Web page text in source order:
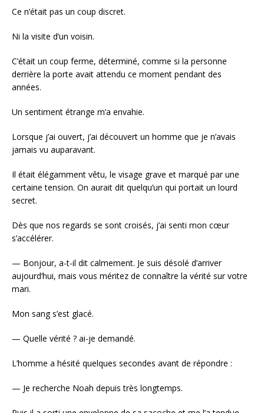
Ce n’était pas un coup discret.
Ni la visite d’un voisin.
C’était un coup ferme, déterminé, comme si la personne
derrière la porte avait attendu ce moment pendant des
années.
Un sentiment étrange m’a envahie.
Lorsque j’ai ouvert, j’ai découvert un homme que je n’avais
jamais vu auparavant.
Il était élégamment vêtu, le visage grave et marqué par une
certaine tension. On aurait dit quelqu’un qui portait un lourd
secret.
Dès que nos regards se sont croisés, j’ai senti mon cœur
s’accélérer.
— Bonjour, a-t-il dit calmement. Je suis désolé d’arriver
aujourd’hui, mais vous méritez de connaître la vérité sur votre
mari.
Mon sang s’est glacé.
— Quelle vérité ? ai-je demandé.
L’homme a hésité quelques secondes avant de répondre :
— Je recherche Noah depuis très longtemps.